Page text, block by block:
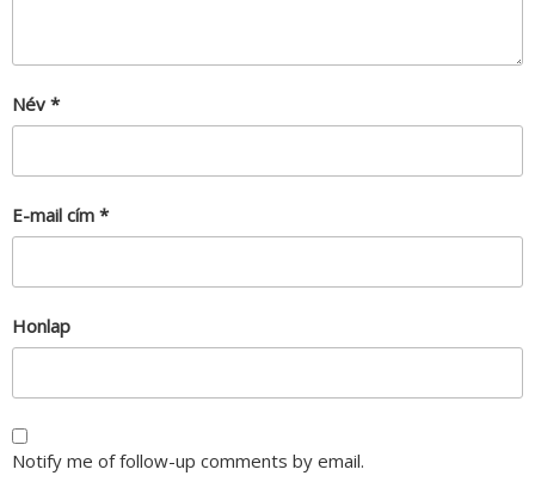
Név *
E-mail cím *
Honlap
Notify me of follow-up comments by email.